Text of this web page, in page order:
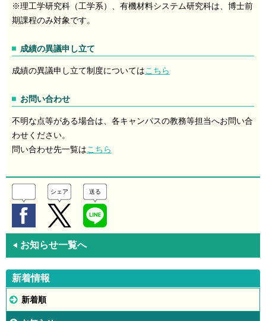
※理工学研究科（工学系）、有機材料システム研究科は、博士前
期課程のみ対象です。
成績の異議申し立て
成績の異議申し立て制度についてはこちら
お問い合わせ
不明な点等がある場合は、各キャンパスの教務等担当へお問い合
わせください。
問い合わせ先一覧はこちら
シェア 送る
◀ お知らせ一覧へ
新着情報
新着順